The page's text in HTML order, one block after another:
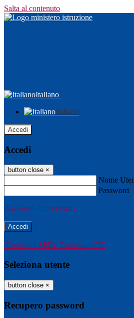
Salta al contenuto
Italiano
Italiano
Accedi
Accedi
button close ×
Nome
Password
Password dimenticata?
-
Entra con SPID Entra con CIE
Seleziona utente
button close ×
Recupero password